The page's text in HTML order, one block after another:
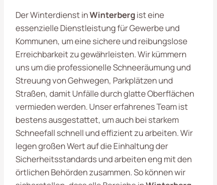
Der Winterdienst inWinterbergist eine
essenzielle Dienstleistung für Gewerbe und
Kommunen, um eine sichere und reibungslose
Erreichbarkeit zu gewährleisten. Wir kümmern
uns um die professionelle Schneeräumung und
Streuung von Gehwegen, Parkplätzen und
Straßen, damit Unfälle durch glatte Oberflächen
vermieden werden. Unser erfahrenes Team ist
bestens ausgestattet, um auch bei starkem
Schneefall schnell und effizient zu arbeiten. Wir
legen großen Wert auf die Einhaltung der
Sicherheitsstandards und arbeiten eng mit den
örtlichen Behörden zusammen. So können wir